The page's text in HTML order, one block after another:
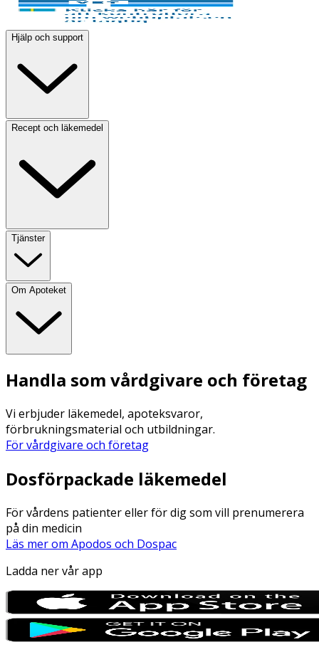
Hjälp och support
Recept och läkemedel
Tjänster
Om Apoteket
Handla som vårdgivare och företag
Vi erbjuder läkemedel, apoteksvaror,
förbrukningsmaterial och utbildningar.
För vårdgivare och företag
Dosförpackade läkemedel
För vårdens patienter eller för dig som vill prenumerera
på din medicin
Läs mer om Apodos och Dospac
Ladda ner vår app